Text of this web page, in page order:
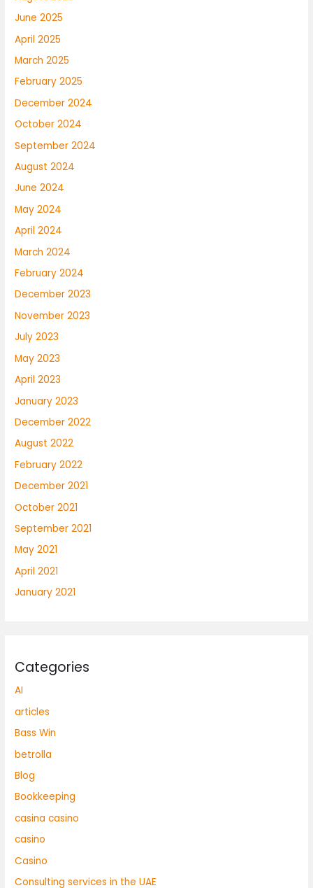
June 2025
April 2025
March 2025
February 2025
December 2024
October 2024
September 2024
August 2024
June 2024
May 2024
April 2024
March 2024
February 2024
December 2023
November 2023
July 2023
May 2023
April 2023
January 2023
December 2022
August 2022
February 2022
December 2021
October 2021
September 2021
May 2021
April 2021
January 2021
Categories
AI
articles
Bass Win
betrolla
Blog
Bookkeeping
casina casino
casino
Casino
Consulting services in the UAE